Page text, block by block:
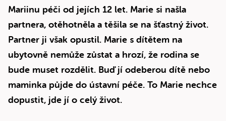
Mariinu péči od jejích 12 let. Marie si našla
partnera, otěhotněla a těšila se na šťastný život.
Partner ji však opustil. Marie s dítětem na
ubytovně nemůže zůstat a hrozí, že rodina se
bude muset rozdělit. Buď jí odeberou dítě nebo
maminka půjde do ústavní péče. To Marie nechce
dopustit, jde jí o celý život.